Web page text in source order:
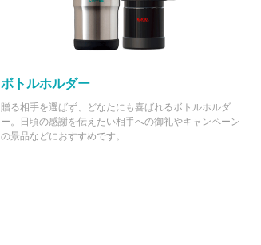
ボトルホルダー
贈る相手を選ばず、どなたにも喜ばれるボトルホルダ
ー。日頃の感謝を伝えたい相手への御礼やキャンペーン
の景品などにおすすめです。